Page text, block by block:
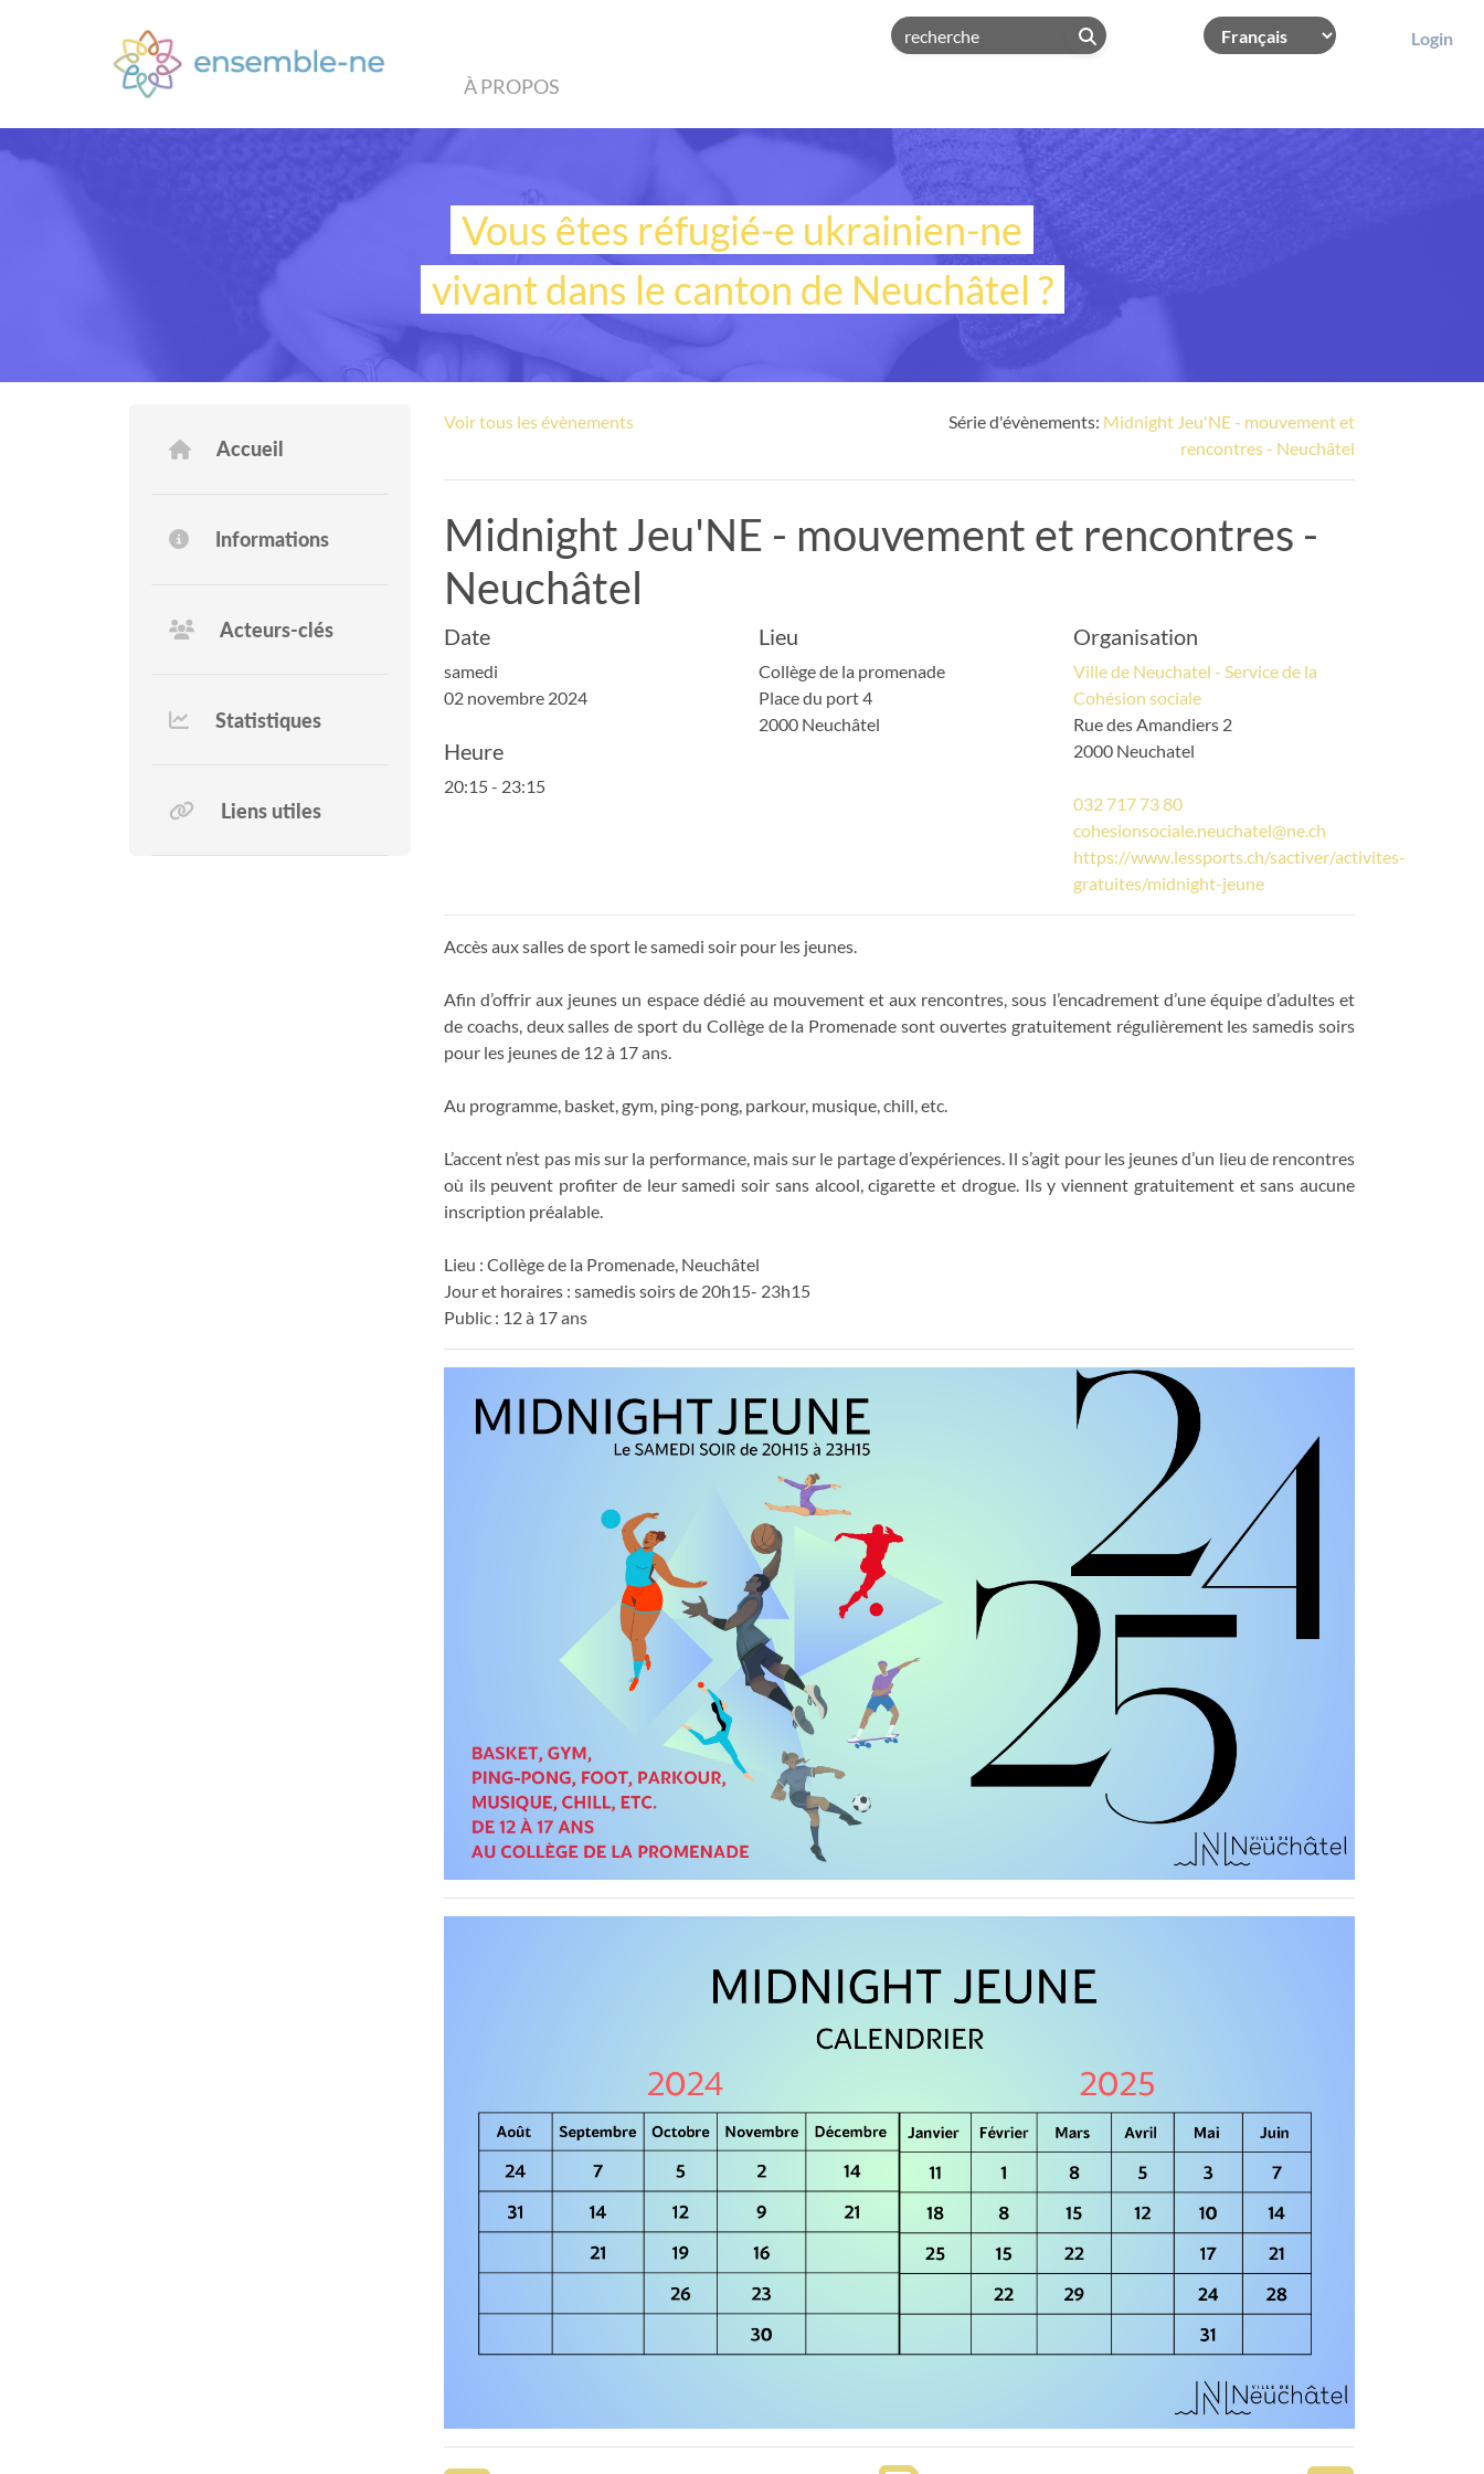
À PROPOS
Login
Vous êtes réfugié-e ukrainien-ne
vivant dans le canton de Neuchâtel ?
Accueil
Informations
Acteurs-clés
Statistiques
Liens utiles
Voir tous les évènements Série d'évènements: Midnight Jeu'NE - mouvement et
rencontres - Neuchâtel
Midnight Jeu'NE - mouvement et rencontres -
Neuchâtel
Date
samedi
02 novembre 2024
Heure
20:15 - 23:15
Lieu
Collège de la promenade
Place du port 4
2000 Neuchâtel
Organisation
Ville de Neuchatel - Service de la
Cohésion sociale
Rue des Amandiers 2
2000 Neuchatel
032 717 73 80
cohesionsociale.neuchatel@ne.ch
https://www.lessports.ch/sactiver/activites-
gratuites/midnight-jeune
Accès aux salles de sport le samedi soir pour les jeunes.
Afin d’offrir aux jeunes un espace dédié au mouvement et aux rencontres, sous l’encadrement d’une équipe d’adultes et
de coachs, deux salles de sport du Collège de la Promenade sont ouvertes gratuitement régulièrement les samedis soirs
pour les jeunes de 12 à 17 ans.
Au programme, basket, gym, ping-pong, parkour, musique, chill, etc.
L’accent n’est pas mis sur la performance, mais sur le partage d’expériences. Il s’agit pour les jeunes d’un lieu de rencontres
où ils peuvent profiter de leur samedi soir sans alcool, cigarette et drogue. Ils y viennent gratuitement et sans aucune
inscription préalable.
Lieu : Collège de la Promenade, Neuchâtel
Jour et horaires : samedis soirs de 20h15- 23h15
Public : 12 à 17 ans